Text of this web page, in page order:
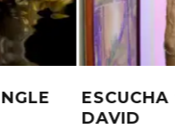
ISABELLA
ÁLBUM Y